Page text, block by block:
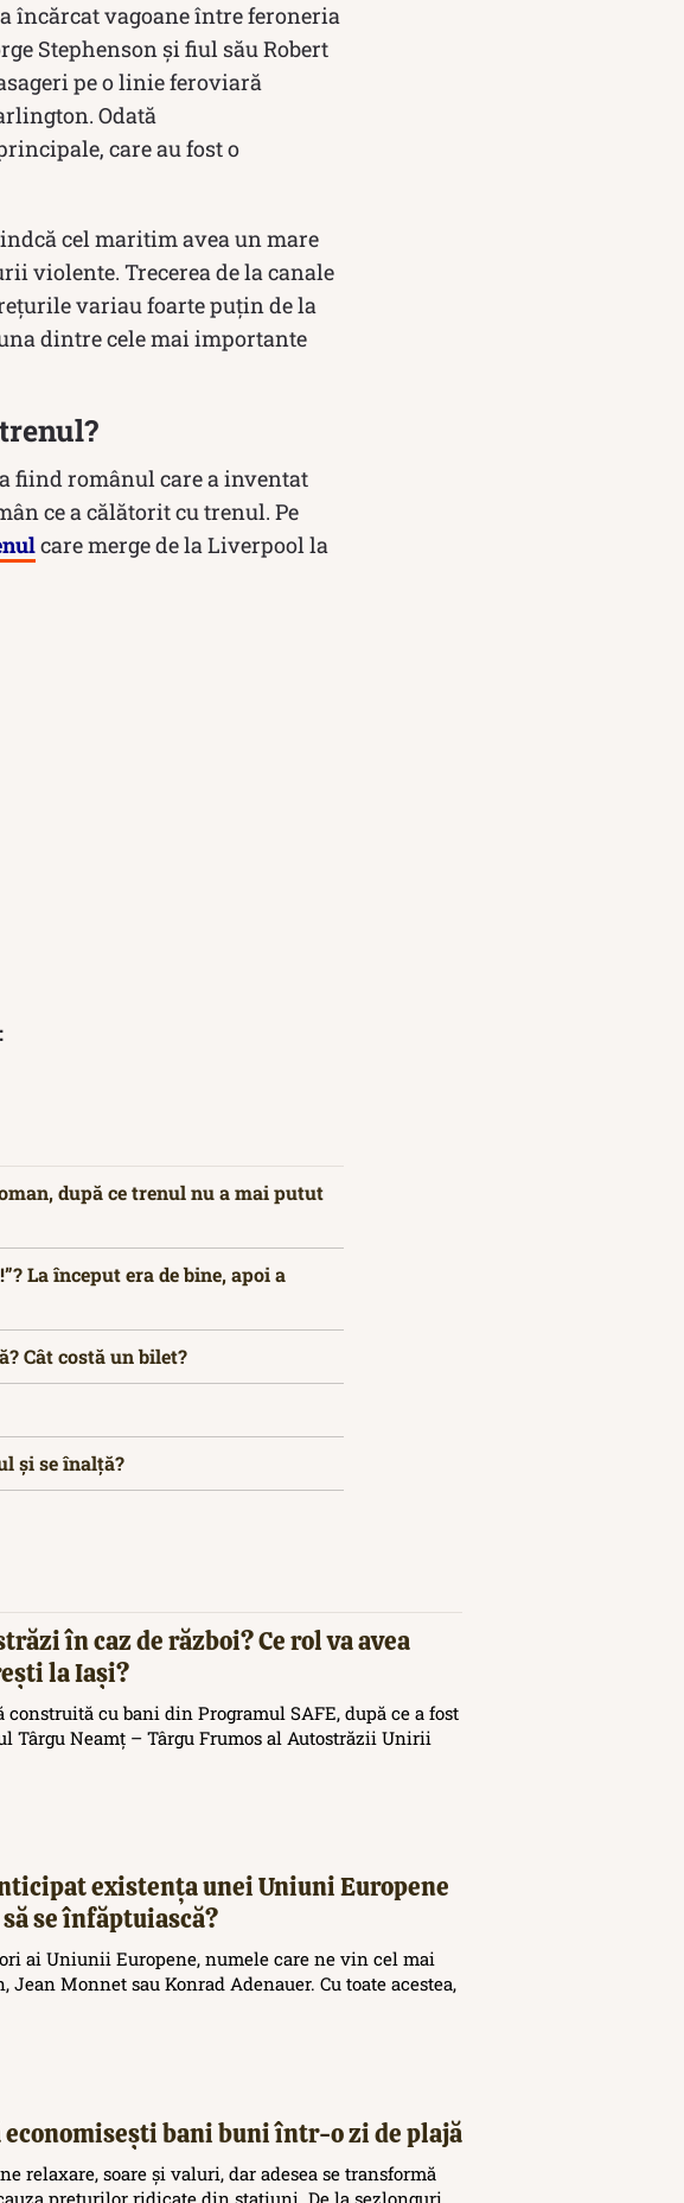
încărcat vagoane între feroneria
Stephenson și fiul său Robert
pe o linie feroviară
Odată
care au fost o
cel maritim avea un mare
violente. Trecerea de la canale
variau foarte puțin de la
dintre cele mai importante
fiind românul care a inventat
ce a călătorit cu trenul. Pe
care merge de la Liverpool la
după ce trenul nu a mai putut
La început era de bine, apoi a
Cât costă un bilet?
și se înalță?
în caz de război? Ce rol va avea
la Iași?
cu bani din Programul SAFE, după ce a fost
Târgu Neamț – Târgu Frumos al Autostrăzii Unirii
existența unei Uniuni Europene
se înfăptuiască?
ai Uniunii Europene, numele care ne vin cel mai
Monnet sau Konrad Adenauer. Cu toate acestea,
bani buni într-o zi de plajă
relaxare, soare și valuri, dar adesea se transformă
prețurilor ridicate din stațiuni. De la șezlonguri...